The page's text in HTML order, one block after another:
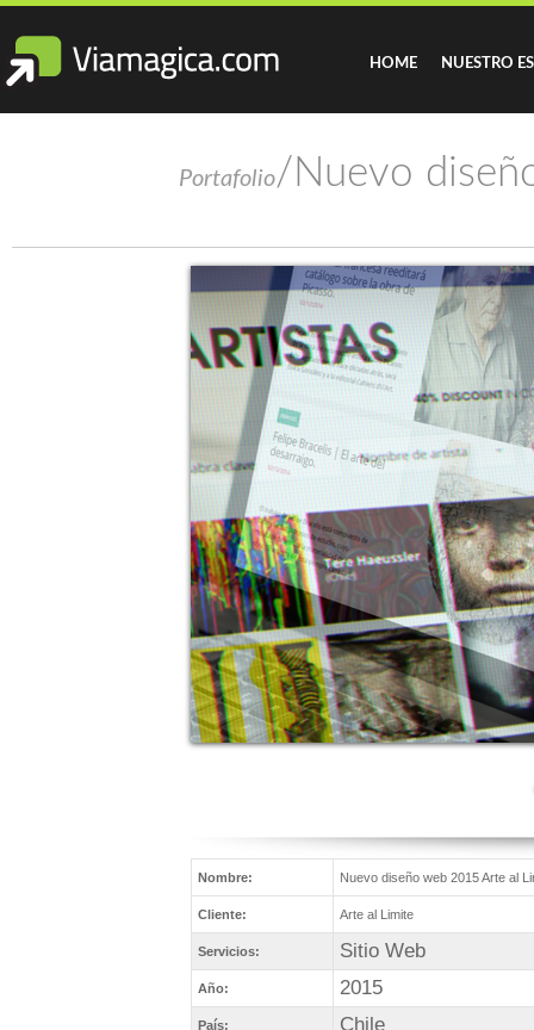
HOME NUESTRO
Portafolio/Nuevo
Nombre: Nuevo diseño web 2015 Arte al
Cliente: Arte al Limite
Servicios: Sitio Web
Año: 2015
País: Chile